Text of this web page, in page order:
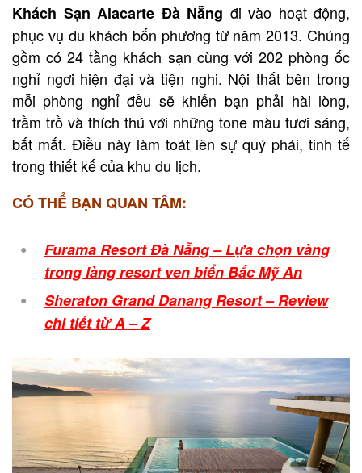
Khách Sạn Alacarte Đà Nẵng đi vào hoạt động,
phục vụ du khách bốn phương từ năm 2013. Chúng
gồm có 24 tầng khách sạn cùng với 202 phòng ốc
nghỉ ngơi hiện đại và tiện nghi. Nội thất bên trong
mỗi phòng nghỉ đều sẽ khiến bạn phải hài lòng,
trầm trồ và thích thú với những tone màu tươi sáng,
bắt mắt. Điều này làm toát lên sự quý phái, tinh tế
trong thiết kế của khu du lịch.
CÓ THỂ BẠN QUAN TÂM:
Furama Resort Đà Nẵng – Lựa chọn vàng
trong làng resort ven biển Bắc Mỹ An
Sheraton Grand Danang Resort – Review
chi tiết từ A – Z